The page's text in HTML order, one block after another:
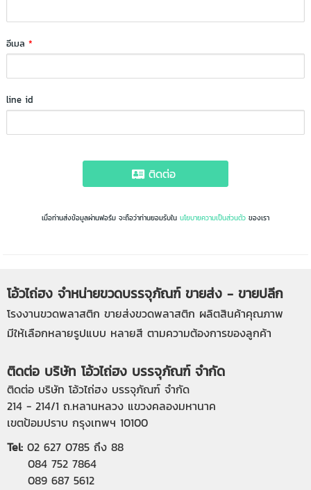
อีเมล*
line id
ติดต่อ
เมื่อท่านส่งข้อมูลผ่านฟอร์ม จะถือว่าท่านยอมรับใน นโยบายความเป็นส่วนตัว ของเรา
โอ้วไถ่ฮง จำหน่ายขวดบรรจุภัณฑ์ ขายส่ง - ขายปลีก
โรงงานขวดพลาสติก ขายส่งขวดพลาสติก ผลิตสินค้าคุณภาพ
มีให้เลือกหลายรูปแบบ หลายสี ตามความต้องการของลูกค้า
ติดต่อ บริษัท โอ้วไถ่ฮง บรรจุภัณฑ์ จำกัด
ติดต่อ บริษัท โอ้วไถ่ฮง บรรจุภัณฑ์ จำกัด
214 - 214/1 ถ.หลานหลวง แขวงคลองมหานาค
เขตป้อมปราบ กรุงเทพฯ 10100
Tel: 02 627 0785 ถึง 88
084 752 7864
089 687 5612